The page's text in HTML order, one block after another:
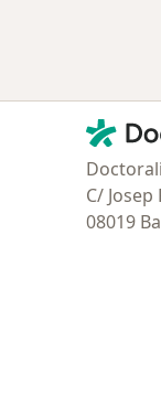
Doctoralia
C/
08019